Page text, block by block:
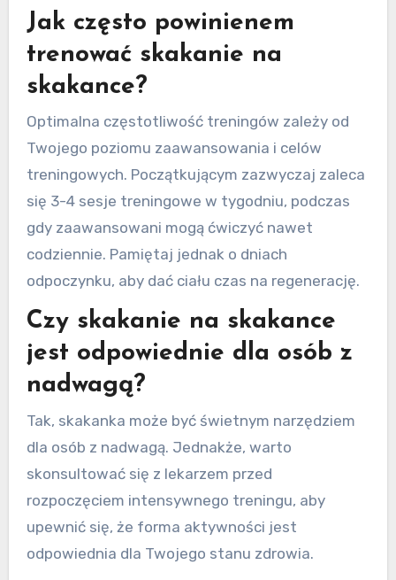
Jak często powinienem
trenować skakanie na
skakance?
Optimalna częstotliwość treningów zależy od
Twojego poziomu zaawansowania i celów
treningowych. Początkującym zazwyczaj zaleca
się 3-4 sesje treningowe w tygodniu, podczas
gdy zaawansowani mogą ćwiczyć nawet
codziennie. Pamiętaj jednak o dniach
odpoczynku, aby dać ciału czas na regenerację.
Czy skakanie na skakance
jest odpowiednie dla osób z
nadwagą?
Tak, skakanka może być świetnym narzędziem
dla osób z nadwagą. Jednakże, warto
skonsultować się z lekarzem przed
rozpoczęciem intensywnego treningu, aby
upewnić się, że forma aktywności jest
odpowiednia dla Twojego stanu zdrowia.